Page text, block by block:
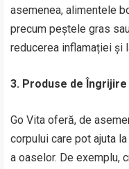
asemenea, alimentele
precum peștele gras
reducerea inflamației și
3. Produse de
Go Vita oferă, de
corpului care pot ajuta
a oaselor. De exemplu,